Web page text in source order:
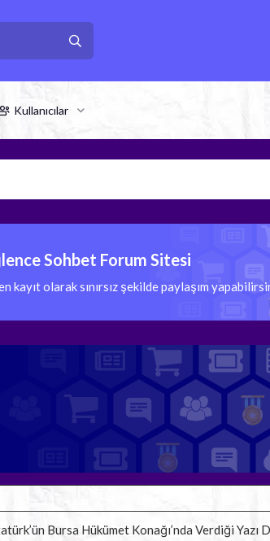
Kullanıcılar
Sohbet Forum Sitesi
olarak sınırsız şekilde paylaşım
Bursa Hükümet Konağı’nda Verdiği Yazı